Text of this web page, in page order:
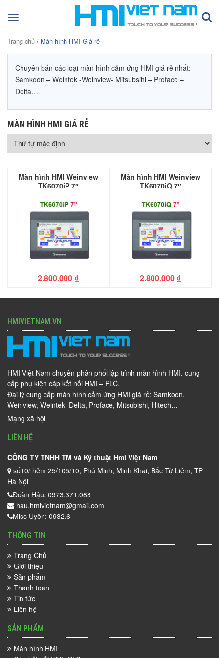
Toggle
Trang chủ / Màn hình HMI Giá rẻ
Chuyên bán các loại màn hình cảm ứng HMI giá rẻ nhất:
Samkoon – Weintek -Weinview- Mitsubsihi – Proface –
Delta…
MÀN HÌNH HMI GIÁ RẺ
Màn hình HMI Weinview
TK6070iP 7″
2.800.000 ₫
Màn hình HMI Weinview
TK6070iQ 7″
2.800.000 ₫
HMIVIETNAM.VN
HMI Việt Nam chuyên phân phối lập trình màn hình HMI, cung
cấp phụ kiện cáp kết nối HMI – PLC.
Đại lý cung cấp màn hình cảm ứng HMI giá rẻ: Samkoon,
Weinview, Weintek, Delta, Proface, Mitsubishi, Hitech…
Mạng xã hội
LIÊN HỆ
CÔNG TY TNHH TM và Kỹ thuật Hmi Việt Nam
số10/ hẻm 25/105/10, Phú Minh, Minh Khai, Bắc Từ Liêm, TP
Hà Nội
Đoàn Hậu: 0973.371.083
hau.hmivietnam@gmail.com
Miss Uyên: 0932.6
THÔNG TIN
Trang Chủ
Giới thiệu
Sản phẩm
Thanh toán
Tin tức
Liên hệ
SẢN PHẨM
Màn hình HMI